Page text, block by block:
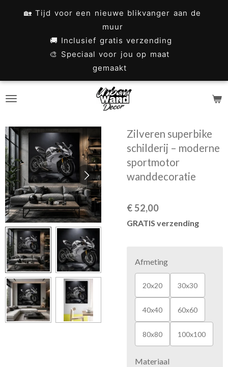
🏡 Tijd voor een nieuwe blikvanger aan de
muur
🚚 Inclusief gratis verzending
🎨 Speciaal voor jou op maat
gemaakt
Zilveren superbike
schilderij – moderne
sportmotor
wanddecoratie
€ 52,00
GRATIS verzending
Afmeting
20x20 30x30
40x40 60x60
80x80 100x100
Materiaal